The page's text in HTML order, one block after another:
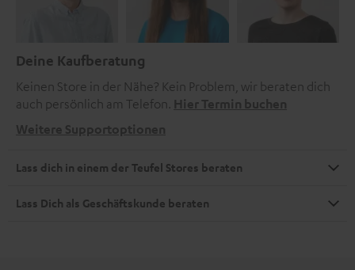
Deine Kaufberatung
Keinen Store in der Nähe? Kein Problem, wir beraten dich
auch persönlich am Telefon. Hier Termin buchen
Weitere Supportoptionen
Lass dich in einem der Teufel Stores beraten
Lass Dich als Geschäftskunde beraten